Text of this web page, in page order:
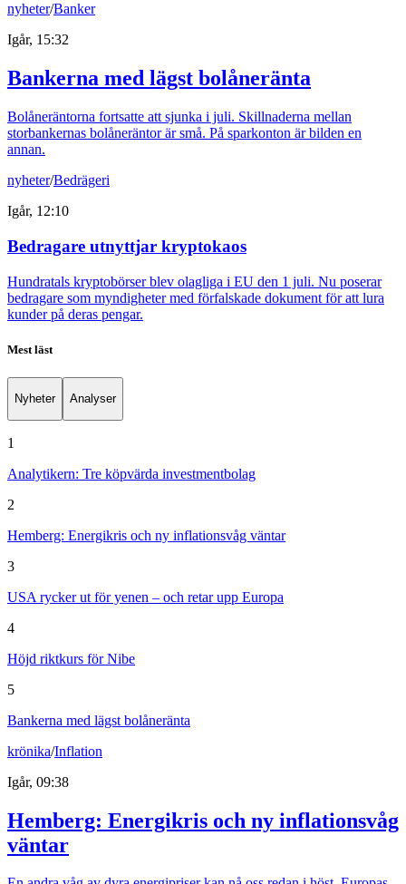
nyheter/Banker
Igår, 15:32
Bankerna med lägst bolåneränta
Bolåneräntorna fortsatte att sjunka i juli. Skillnaderna mellan
storbankernas bolåneräntor är små. På sparkonton är bilden en
annan.
nyheter/Bedrägeri
Igår, 12:10
Bedragare utnyttjar kryptokaos
Hundratals kryptobörser blev olagliga i EU den 1 juli. Nu poserar
bedragare som myndigheter med förfalskade dokument för att lura
kunder på deras pengar.
Mest läst
Nyheter Analyser
1
Analytikern: Tre köpvärda investmentbolag
2
Hemberg: Energikris och ny inflationsvåg väntar
3
USA rycker ut för yenen – och retar upp Europa
4
Höjd riktkurs för Nibe
5
Bankerna med lägst bolåneränta
krönika/Inflation
Igår, 09:38
Hemberg: Energikris och ny inflationsvåg
väntar